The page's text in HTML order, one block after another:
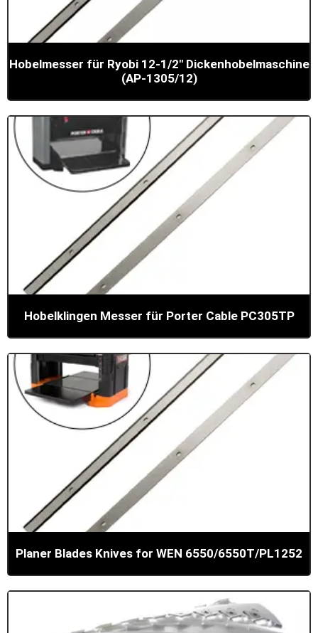
Hobelmesser für Ryobi 12-1/2" Dickenhobelmaschine
(AP-1305/12)
Hobelklingen Messer für Porter Cable PC305TP
Planer Blades Knives for WEN 6550/6550T/PL1252